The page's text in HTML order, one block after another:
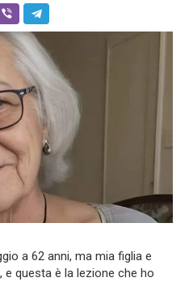
a 62 anni, ma mia figlia e
questa è la lezione che ho